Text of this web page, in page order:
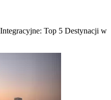
Top 5 Destynacji w